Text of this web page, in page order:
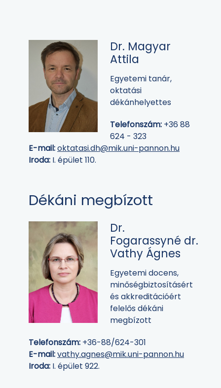
Dr. Magyar
Attila
Egyetemi tanár,
oktatási
dékánhelyettes
Telefonszám: +36 88
624 - 323
E-mail:oktatasi.dh@mik.uni-pannon.hu
Iroda: I. épület 110.
Dékáni megbízott
Dr.
Fogarassyné dr.
Vathy Ágnes
Egyetemi docens,
minőségbiztosításért
és akkreditációért
felelős dékáni
megbízott
Telefonszám: +36-88/624-301
E-mail:vathy.agnes@mik.uni-pannon.hu
Iroda: I. épület 922.